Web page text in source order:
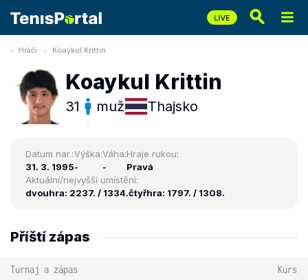
Hráči Koaykul Krittin
Koaykul Krittin
31 muž Thajsko
Datum nar.:
31. 3. 1995
Výška:
-
Váha:
-
Hraje rukou:
Pravá
Aktuální/nejvyšší umístění:
dvouhra: 2237. / 1334.čtyřhra: 1797. / 1308.
Příští zápas
Turnaj a zápas Kurs